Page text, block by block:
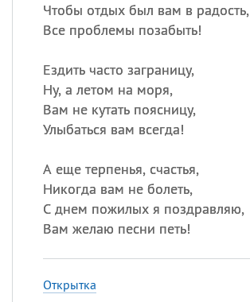
Чтобы отдых был вам в радость,
Все проблемы позабыть!
Ездить часто заграницу,
Ну, а летом на моря,
Вам не кутать поясницу,
Улыбаться вам всегда!
А еще терпенья, счастья,
Никогда вам не болеть,
С днем пожилых я поздравляю,
Вам желаю песни петь!
Открытка